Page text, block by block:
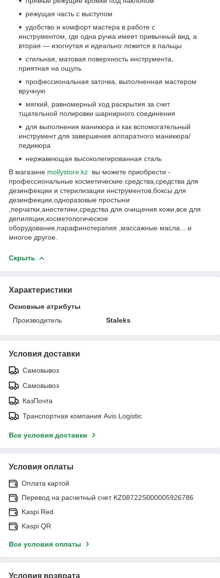
режущая часть с выступом
удобство и комфорт мастера в работе с
инструментом, где одна ручка имеет привычный вид, а
вторая — изогнутая и идеально ложится в пальцы
стильная, матовая поверхность инструмента,
приятная на ощупь
профессиональная заточка, выполненная мастером
вручную
мягкий, равномерный ход раскрытия за счет
тщательной полировки шарнирного соединения
для выполнения маникюра и как вспомогательный
инструмент для завершения аппаратного маникюра/
педикюра
нержавеющая высоколегированная сталь
В магазине mollystore.kz вы можете приобрести -
профессиональные косметические средства,средства для
дезинфекции и стерилизации инструментов,боксы для
дезинфекции,одноразовые простыни
,перчатки,анестетики,средства для очищения кожи,все для
депиляции,косметологическое
оборудование,парафинотерапия ,массажные масла... и
многое другое.
Скрыть
Характеристики
Основные атрибуты
Производитель
Staleks
Условия доставки
Самовывоз
Самовывоз
КазПочта
Транспортная компания Avis Logistic
Все условия доставки
Условия оплаты
Оплата картой
Перевод на расчетный счет KZ08722S000005926786
Kaspi Red
Kaspi QR
Все условия оплаты
Условия возврата